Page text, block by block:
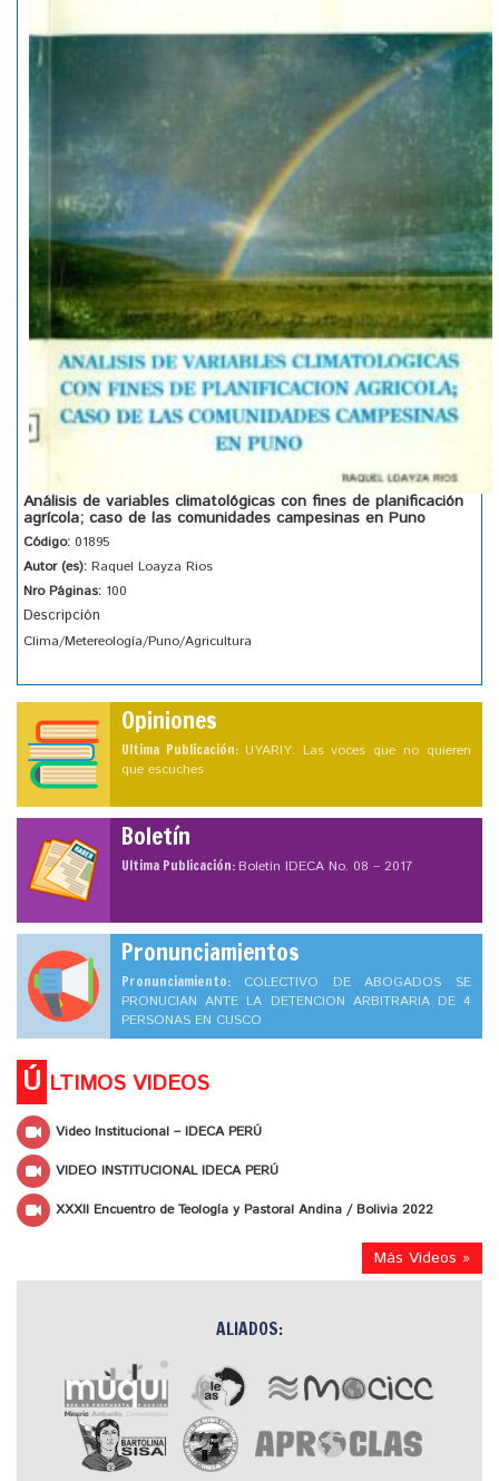
Análisis de variables climatológicas con fines de planificación
agrícola; caso de las comunidades campesinas en Puno
Código: 01895
Autor (es): Raquel Loayza Rios
Nro Páginas: 100
Descripción
Clima/Metereología/Puno/Agricultura
Opiniones
Ultima Publicación: UYARIY: Las voces que no quieren
que escuches
Boletín
Ultima Publicación:Boletín IDECA No. 08 – 2017
Pronunciamientos
Pronunciamiento: COLECTIVO DE ABOGADOS SE
PRONUCIAN ANTE LA DETENCION ARBITRARIA DE 4
PERSONAS EN CUSCO
Ú LTIMOS VIDEOS
Video Institucional – IDECA PERÚ
VIDEO INSTITUCIONAL IDECA PERÚ
XXXII Encuentro de Teología y Pastoral Andina / Bolivia 2022
Más Videos »
ALIADOS: